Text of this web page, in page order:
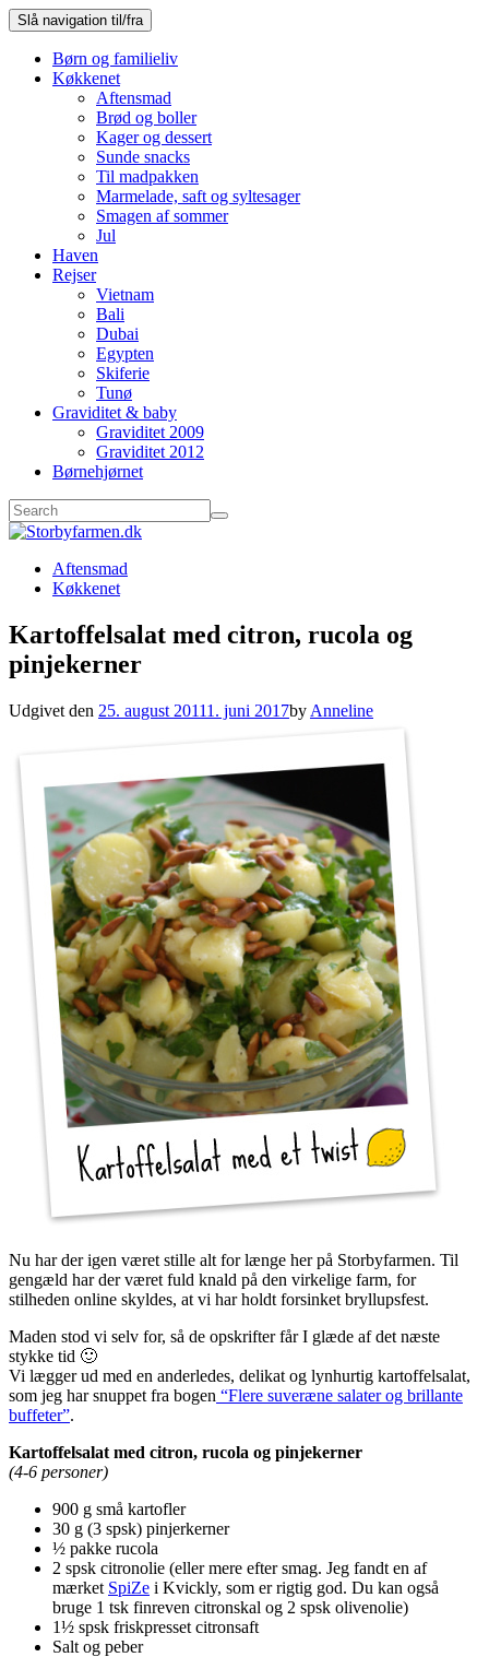
Slå navigation til/fra
Børn og familieliv
Køkkenet
Aftensmad
Brød og boller
Kager og dessert
Sunde snacks
Til madpakken
Marmelade, saft og syltesager
Smagen af sommer
Jul
Haven
Rejser
Vietnam
Bali
Dubai
Egypten
Skiferie
Tunø
Graviditet & baby
Graviditet 2009
Graviditet 2012
Børnehjørnet
Aftensmad
Køkkenet
Kartoffelsalat med citron, rucola og
pinjekerner
Udgivet den 25. august 20111. juni 2017by Anneline
Nu har der igen været stille alt for længe her på Storbyfarmen. Til
gengæld har der været fuld knald på den virkelige farm, for
stilheden online skyldes, at vi har holdt forsinket bryllupsfest.
Maden stod vi selv for, så de opskrifter får I glæde af det næste
stykke tid 🙂
Vi lægger ud med en anderledes, delikat og lynhurtig kartoffelsalat,
som jeg har snuppet fra bogen “Flere suveræne salater og brillante
buffeter”.
Kartoffelsalat med citron, rucola og pinjekerner
(4-6 personer)
900 g små kartofler
30 g (3 spsk) pinjerkerner
½ pakke rucola
2 spsk citronolie (eller mere efter smag. Jeg fandt en af
mærket SpiZe i Kvickly, som er rigtig god. Du kan også
bruge 1 tsk finreven citronskal og 2 spsk olivenolie)
1½ spsk friskpresset citronsaft
Salt og peber